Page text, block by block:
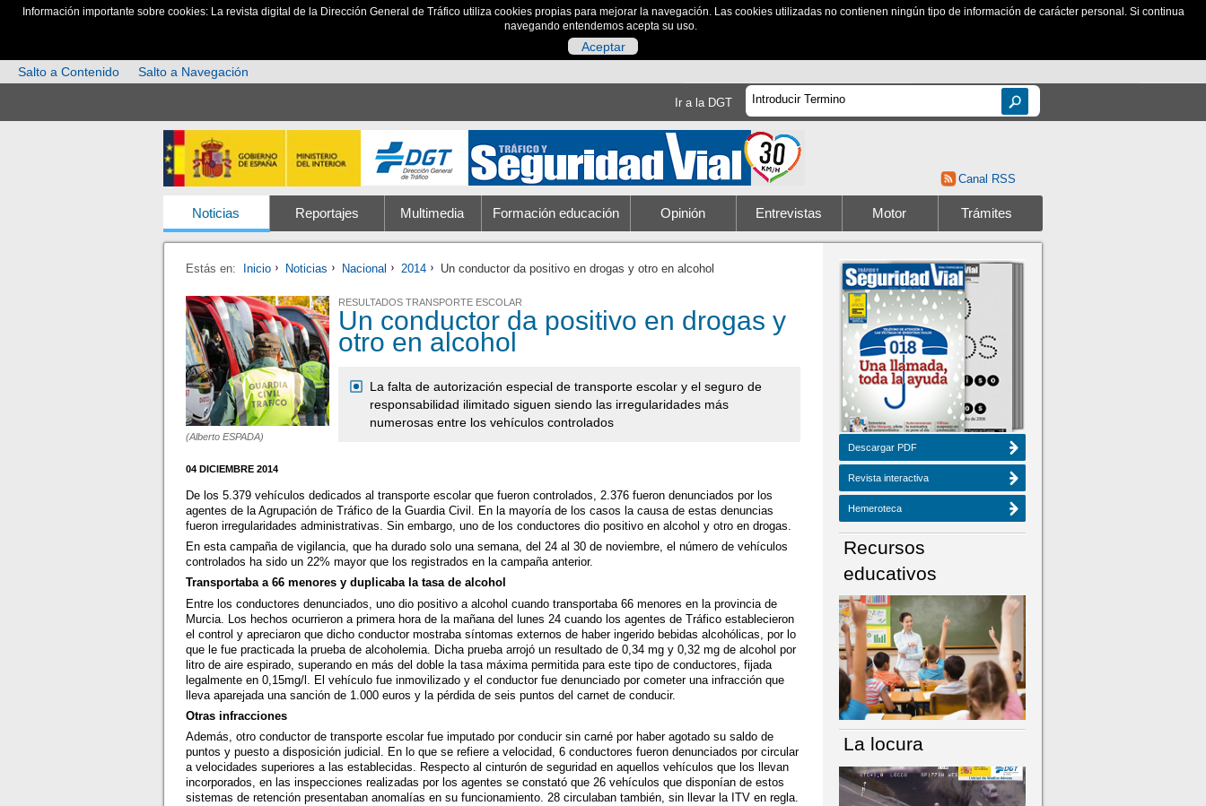
Información importante sobre cookies: La revista digital de la Dirección General de Tráfico utiliza cookies propias para mejorar la navegación. Las cookies utilizadas no contienen ningún tipo de información de carácter personal. Si continua
navegando entendemos acepta su uso.
Aceptar
Salto a Contenido
Salto a Navegación
Ir a la DGT
Canal RSS
Noticias Reportajes Multimedia Formación educación Opinión Entrevistas Motor Trámites
Estás en: Inicio Noticias Nacional 2014 Un conductor da positivo en drogas y otro en alcohol
(Alberto ESPADA)
RESULTADOS TRANSPORTE ESCOLAR
Un conductor da positivo en drogas y
otro en alcohol
La falta de autorización especial de transporte escolar y el seguro de
responsabilidad ilimitado siguen siendo las irregularidades más
numerosas entre los vehículos controlados
04 DICIEMBRE 2014
De los 5.379 vehículos dedicados al transporte escolar que fueron controlados, 2.376 fueron denunciados por los
agentes de la Agrupación de Tráfico de la Guardia Civil. En la mayoría de los casos la causa de estas denuncias
fueron irregularidades administrativas. Sin embargo, uno de los conductores dio positivo en alcohol y otro en drogas.
En esta campaña de vigilancia, que ha durado solo una semana, del 24 al 30 de noviembre, el número de vehículos
controlados ha sido un 22% mayor que los registrados en la campaña anterior.
Transportaba a 66 menores y duplicaba la tasa de alcohol
Entre los conductores denunciados, uno dio positivo a alcohol cuando transportaba 66 menores en la provincia de
Murcia. Los hechos ocurrieron a primera hora de la mañana del lunes 24 cuando los agentes de Tráfico establecieron
el control y apreciaron que dicho conductor mostraba síntomas externos de haber ingerido bebidas alcohólicas, por lo
que le fue practicada la prueba de alcoholemia. Dicha prueba arrojó un resultado de 0,34 mg y 0,32 mg de alcohol por
litro de aire espirado, superando en más del doble la tasa máxima permitida para este tipo de conductores, fijada
legalmente en 0,15mg/l. El vehículo fue inmovilizado y el conductor fue denunciado por cometer una infracción que
lleva aparejada una sanción de 1.000 euros y la pérdida de seis puntos del carnet de conducir.
Otras infracciones
Además, otro conductor de transporte escolar fue imputado por conducir sin carné por haber agotado su saldo de
puntos y puesto a disposición judicial. En lo que se refiere a velocidad, 6 conductores fueron denunciados por circular
a velocidades superiores a las establecidas. Respecto al cinturón de seguridad en aquellos vehículos que los llevan
incorporados, en las inspecciones realizadas por los agentes se constató que 26 vehículos que disponían de estos
sistemas de retención presentaban anomalías en su funcionamiento. 28 circulaban también, sin llevar la ITV en regla.
Descargar PDF
Revista interactiva
Hemeroteca
Recursos
educativos
La locura